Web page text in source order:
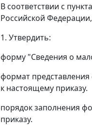
В соответствии с
Российской
1. Утвердить:
форму "Сведения о
формат
к настоящему приказу.
порядок заполнения
приказу.